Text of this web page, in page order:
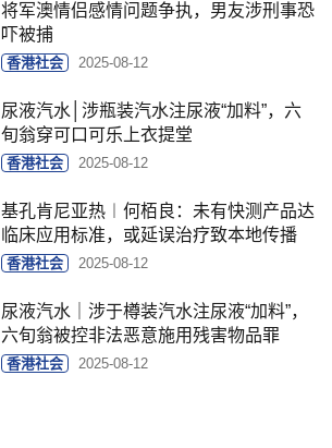
将军澳情侣感情问题争执，男友涉刑事恐
吓被捕
香港社会 2025-08-12
尿液汽水│涉瓶装汽水注尿液“加料”，六
旬翁穿可口可乐上衣提堂
香港社会 2025-08-12
基孔肯尼亚热︱何栢良：未有快测产品达
临床应用标准，或延误治疗致本地传播
香港社会 2025-08-12
尿液汽水｜涉于樽装汽水注尿液“加料”，
六旬翁被控非法恶意施用残害物品罪
香港社会 2025-08-12